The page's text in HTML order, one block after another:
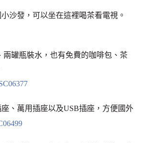
沙發，可以坐在這裡喝茶看電視。
兩罐瓶裝水，也有免費的咖啡包、茶
、萬用插座以及USB插座，方便國外